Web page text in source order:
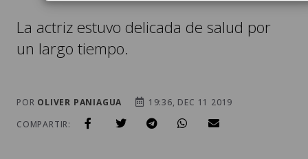
La actriz estuvo delicada de salud por
un largo tiempo.
POR OLIVER PANIAGUA
19:36, DEC 11 2019
COMPARTIR: